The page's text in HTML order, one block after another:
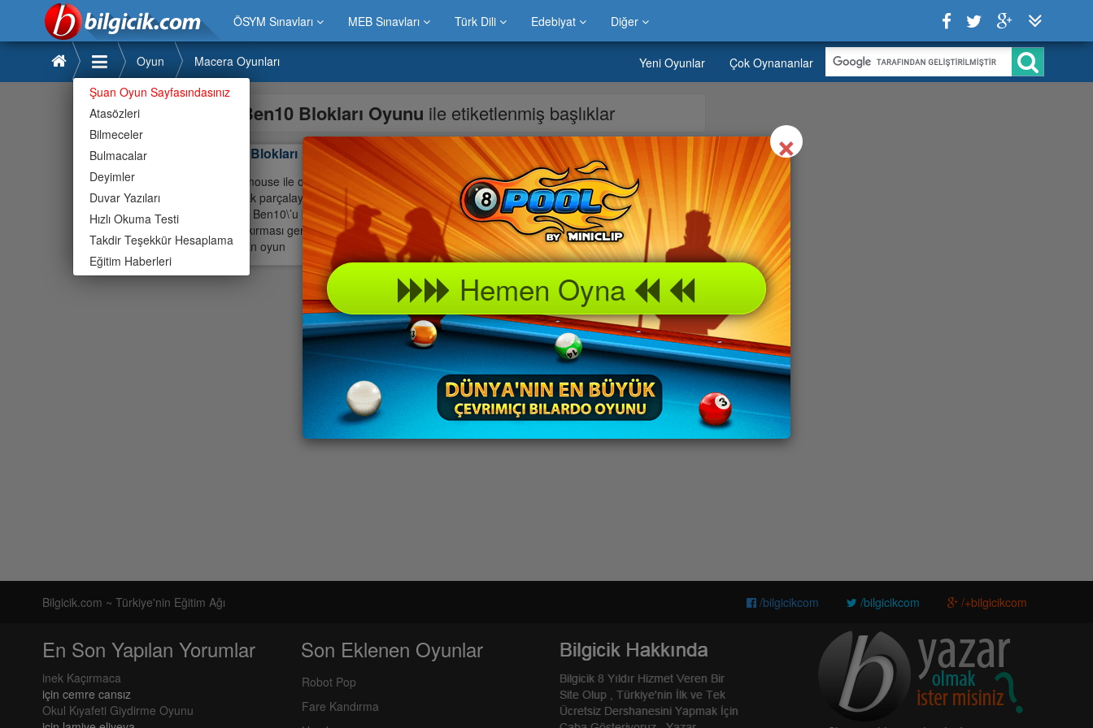
ÖSYM Sınavları MEB Sınavları Türk Dili Edebiyat Diğer
Şuan Oyun Sayfasındasınız
Atasözleri
Bilmeceler
Bulmacalar
Deyimler
Duvar Yazıları
Hızlı Okuma Testi
Takdir Teşekkür Hesaplama
Eğitim Haberleri
Oyun Macera Oyunları Yeni Oyunlar Çok Oynananlar
Ben10 Blokları Oyunu ile etiketlenmiş başlıklar
Ben10 Blokları
Oyunu mouse ile oynuyorsunuz. Mouse\’u sağ ve sola kaydırarak Ben10\’a yön gösterir sol tuşa
tıklayarak parçalayıcı topa yön verip blokları yıkarsınız. Vilgax robotunu kullanarak gemisine
kaçırdığı Ben10\’u bir odada hapsediyor. Ben10\’un gemiden kurtulabilmesi için önüne çıkan
blokları kırması gerekiyor. Bloklar kırılırken kullanılan topu kaçırmaman lazım… Eğer topu
kaçırırsan oyun
Bilgicik.com ~ Türkiye'nin Eğitim Ağı /bilgicikcom /bilgicikcom /+bilgicikcom
En Son Yapılan Yorumlar
inek Kaçırmaca
için cemre cansız
Okul Kıyafeti Giydirme Oyunu
Son Eklenen Oyunlar
Robot Pop
Fare Kandırma
×Close
Hemen Oyna